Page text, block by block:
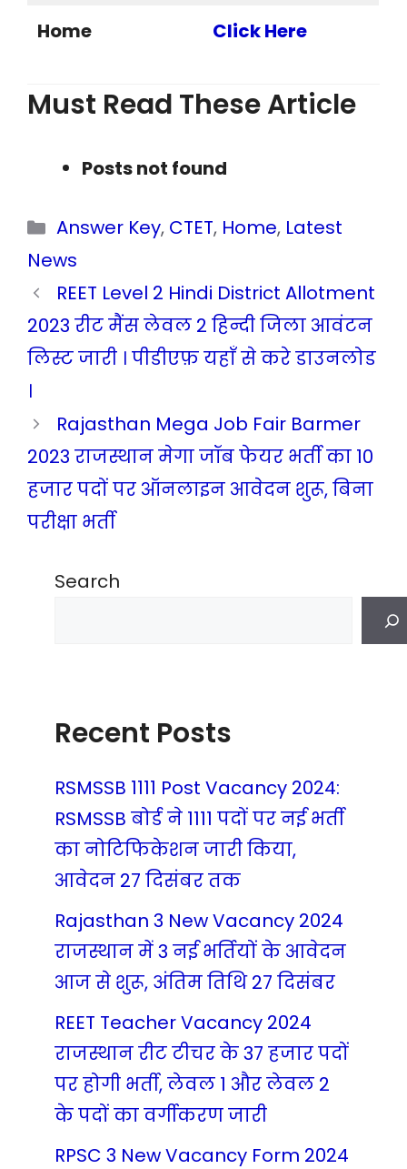
Home
Click Here
Must Read These Article
Posts not found
Categories
Answer Key, CTET, Home, Latest
News
REET Level 2 Hindi District Allotment
2023 रीट मैंस लेवल 2 हिन्दी जिला आवंटन
लिस्ट जारी । पीडीएफ़ यहाँ से करे डाउनलोड
।
Rajasthan Mega Job Fair Barmer
2023 राजस्थान मेगा जॉब फेयर भर्ती का 10
हजार पदों पर ऑनलाइन आवेदन शुरू, बिना
परीक्षा भर्ती
Search
Recent Posts
RSMSSB 1111 Post Vacancy 2024:
RSMSSB बोर्ड ने 1111 पदों पर नई भर्ती
का नोटिफिकेशन जारी किया,
आवेदन 27 दिसंबर तक
Rajasthan 3 New Vacancy 2024
राजस्थान में 3 नई भर्तियों के आवेदन
आज से शुरू, अंतिम तिथि 27 दिसंबर
REET Teacher Vacancy 2024
राजस्थान रीट टीचर के 37 हजार पदों
पर होगी भर्ती, लेवल 1 और लेवल 2
के पदों का वर्गीकरण जारी
RPSC 3 New Vacancy Form 2024